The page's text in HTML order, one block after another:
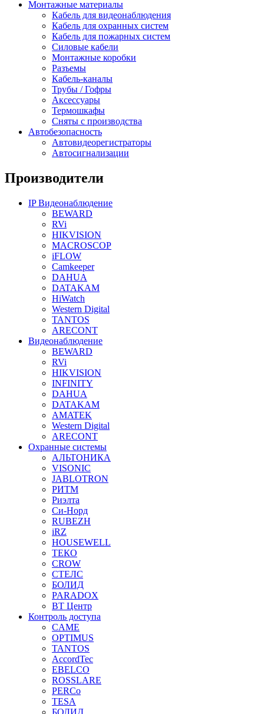
Монтажные материалы
Кабель для видеонаблюдения
Кабель для охранных систем
Кабель для пожарных систем
Силовые кабели
Монтажные коробки
Разъемы
Кабель-каналы
Трубы / Гофры
Аксессуары
Термошкафы
Сняты с производства
Автобезопасность
Автовидеорегистраторы
Автосигнализации
Производители
IP Видеонаблюдение
BEWARD
RVi
HIKVISION
MACROSCOP
iFLOW
Camkeeper
DAHUA
DATAKAM
HiWatch
Western Digital
TANTOS
ARECONT
Видеонаблюдение
BEWARD
RVi
HIKVISION
INFINITY
DAHUA
DATAKAM
AMATEK
Western Digital
ARECONT
Охранные системы
АЛЬТОНИКА
VISONIC
JABLOTRON
РИТМ
Риэлта
Си-Норд
RUBEZH
iRZ
HOUSEWELL
ТЕКО
CROW
СТЕЛС
БОЛИД
PARADOX
ВТ Центр
Контроль доступа
CAME
OPTIMUS
TANTOS
AccordTec
EBELCO
ROSSLARE
PERCo
TESA
БОЛИД